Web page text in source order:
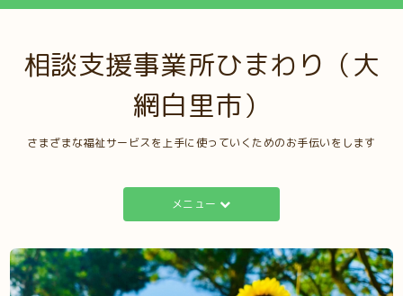
相談支援事業所ひまわり（大
網白里市）
さまざまな福祉サービスを上手に使っていくためのお手伝いをします
メニュー